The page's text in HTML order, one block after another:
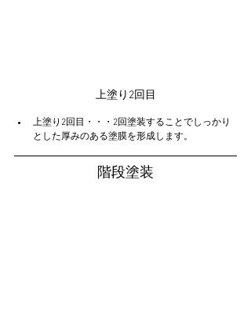
上塗り2回目
上塗り2回目・・・2回塗装することでしっかり
とした厚みのある塗膜を形成します。
階段塗装